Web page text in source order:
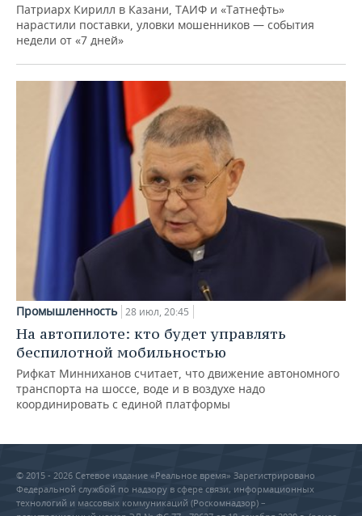
Патриарх Кирилл в Казани, ТАИФ и «Татнефть»
нарастили поставки, уловки мошенников — события
недели от «7 дней»
Промышленность 28 июл, 20:45
На автопилоте: кто будет управлять
беспилотной мобильностью
Рифкат Минниханов считает, что движение автономного
транспорта на шоссе, воде и в воздухе надо
координировать с единой платформы
© 2015 - 2026 Сетевое издание «Реальное время» Зарегистрировано
Федеральной службой по надзору в сфере связи, информационных
технологий и массовых коммуникаций (Роскомнадзор) –